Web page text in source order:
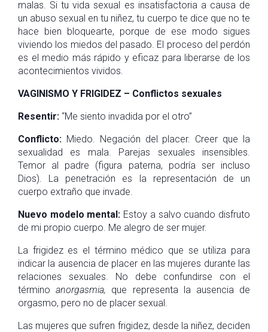
malas. Si tu vida sexual es insatisfactoria a causa de
un abuso sexual en tu niñez, tu cuerpo te dice que no te
hace bien bloquearte, porque de ese modo sigues
viviendo los miedos del pasado. El proceso del perdón
es el medio más rápido y eficaz para liberarse de los
acontecimientos vividos.
VAGINISMO Y FRIGIDEZ – Conflictos sexuales
Resentir: “Me siento invadida por el otro”
Conflicto: Miedo. Negación del placer. Creer que la
sexualidad es mala. Parejas sexuales insensibles.
Temor al padre (figura paterna, podría ser incluso
Dios). La penetración es la representación de un
cuerpo extraño que invade.
Nuevo modelo mental: Estoy a salvo cuando disfruto
de mi propio cuerpo. Me alegro de ser mujer.
La frigidez es el término médico que se utiliza para
indicar la ausencia de placer en las mujeres durante las
relaciones sexuales. No debe confundirse con el
términoanorgasmia, que representa la ausencia de
orgasmo, pero no de placer sexual.
Las mujeres que sufren frigidez, desde la niñez, deciden